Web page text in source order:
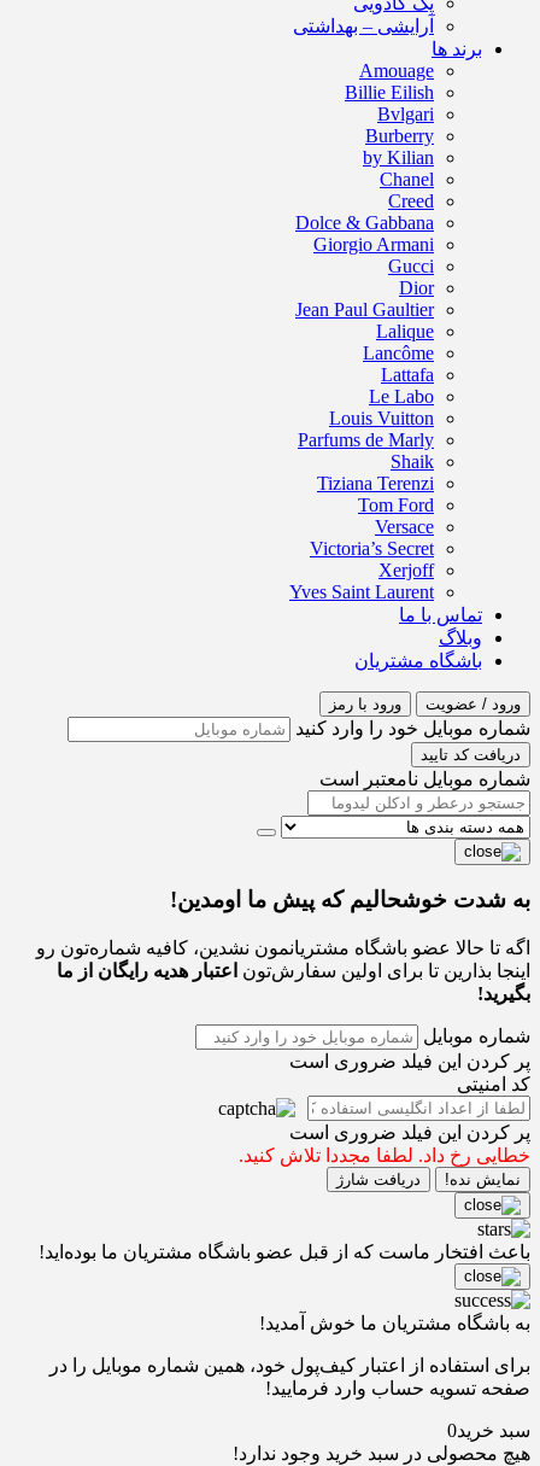
آرایشی – بهداشتی
برند ها
Amouage
Billie Eilish
Bvlgari
Burberry
by Kilian
Chanel
Creed
Dolce & Gabbana
Giorgio Armani
Gucci
Dior
Jean Paul Gaultier
Lalique
Lancôme
Lattafa
Le Labo
Louis Vuitton
Parfums de Marly
Shaik
Tiziana Terenzi
Tom Ford
Versace
Victoria’s Secret
Xerjoff
Yves Saint Laurent
تماس با ما
وبلاگ
باشگاه مشتریان
ورود / عضویت ورود با رمز
شماره موبایل خود را وارد کنید
دریافت کد تایید
شماره موبایل نامعتبر است
به شدت خوشحالیم که پیش ما اومدین!
اگه تا حالا عضو باشگاه مشتریانمون نشدین، کافیه شماره‌تون رو
اینجا بذارین تا برای اولین سفارش‌تون اعتبار هدیه رایگان از ما
بگیرید!
شماره موبایل
پر کردن این فیلد ضروری است
کد امنیتی
پر کردن این فیلد ضروری است
خطایی رخ داد. لطفا مجددا تلاش کنید.
نمایش نده! دریافت شارژ
باعث افتخار ماست که از قبل عضو باشگاه مشتریان ما بوده‌اید!
به باشگاه مشتریان ما خوش آمدید!
برای استفاده از اعتبار کیف‌پول خود، همین شماره موبایل را در
صفحه تسویه حساب وارد فرمایید!
سبد خرید0
هیچ محصولی در سبد خرید وجود ندارد!